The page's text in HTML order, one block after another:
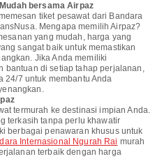
bersama Airpaz
tiket pesawat dari Bandara
Mengapa memilih Airpaz?
yang mudah, harga yang
sangat baik untuk memastikan
Jika Anda memiliki
bantuan di setiap tahap perjalanan,
24/7 untuk membantu Anda
termurah ke destinasi impian Anda.
terkasih tanpa perlu khawatir
berbagai penawaran khusus untuk
Internasional Ngurah Rai murah
terbaik dengan harga